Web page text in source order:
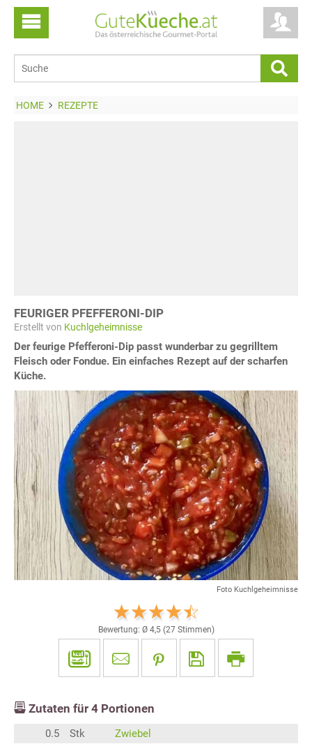
HOME REZEPTE
FEURIGER PFEFFERONI-DIP
Erstellt von Kuchlgeheimnisse
Der feurige Pfefferoni-Dip passt wunderbar zu gegrilltem
Fleisch oder Fondue. Ein einfaches Rezept auf der scharfen
Küche.
Foto Kuchlgeheimnisse
Bewertung: Ø 4,5(27Stimmen)
Zutaten für 4 Portionen
0.5 Stk
Zwiebel